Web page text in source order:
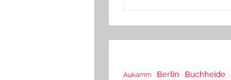
Aukamm Berlin Buchheide